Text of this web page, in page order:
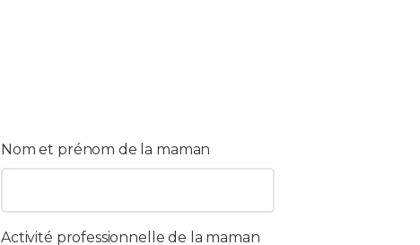
Nom et prénom de la maman
Activité professionnelle de la maman